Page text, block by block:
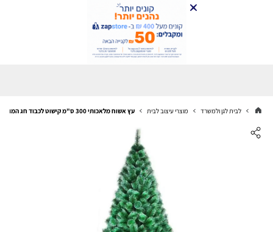
לבית לגן ולמשרד מוצרי עיצוב לבית עץ אשוח מלאכותי 300 ס"מ קישוט לכבוד חג המולד- דגם TR9